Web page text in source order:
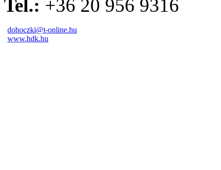
Tel.: +36 20 956 9316
dohoczki@t-online.hu
www.hdk.hu